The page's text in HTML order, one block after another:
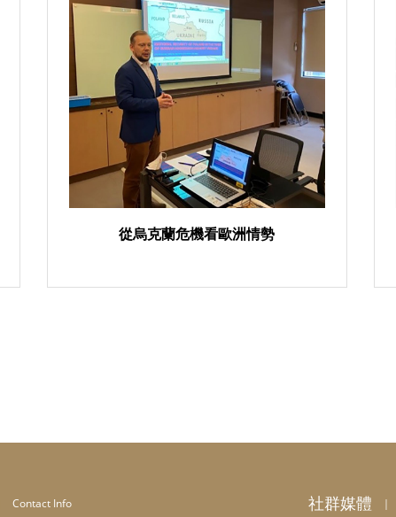
從烏克蘭危機看歐洲情勢
Contact Info 社群媒體 ｜